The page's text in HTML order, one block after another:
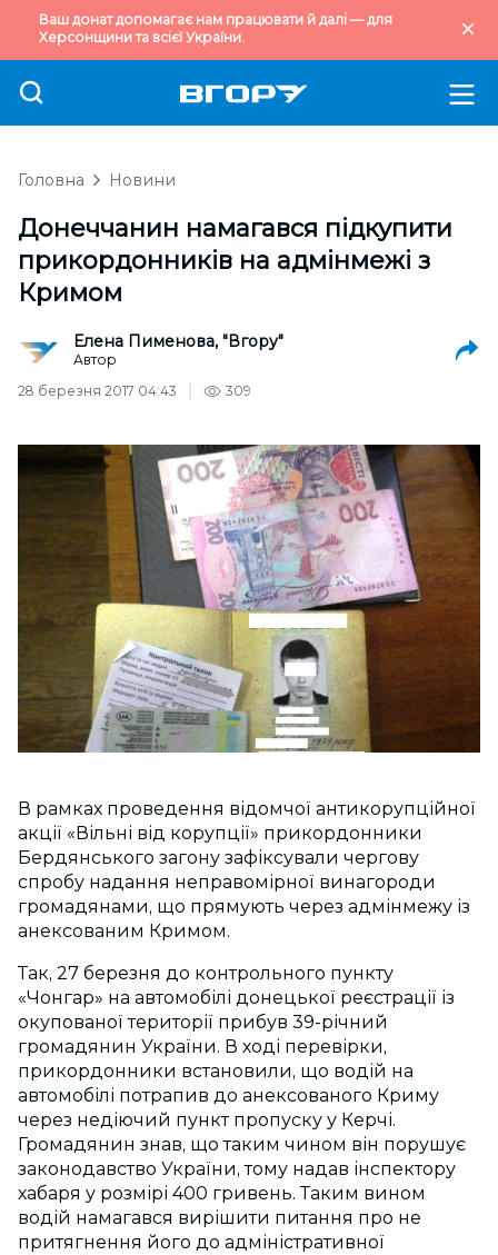
Ваш донат допомагає нам працювати й далі — для
Херсонщини та всієї України.
Головна Новини
Донеччанин намагався підкупити
прикордонників на адмінмежі з
Кримом
Елена Пименова, "Вгору"
Автор
28 березня 2017 04:43
309
В рамках проведення відомчої антикорупційної
акції «Вільні від корупції» прикордонники
Бердянського загону зафіксували чергову
спробу надання неправомірної винагороди
громадянами, що прямують через адмінмежу із
анексованим Кримом.
Так, 27 березня до контрольного пункту
«Чонгар» на автомобілі донецької реєстрації із
окупованої території прибув 39-річний
громадянин України. В ході перевірки,
прикордонники встановили, що водій на
автомобілі потрапив до анексованого Криму
через недіючий пункт пропуску у Керчі.
Громадянин знав, що таким чином він порушує
законодавство України, тому надав інспектору
хабаря у розмірі 400 гривень. Таким вином
водій намагався вирішити питання про не
притягнення його до адміністративної